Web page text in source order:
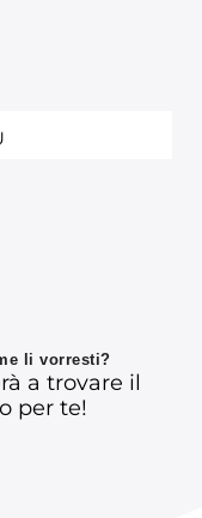
li vorresti?
a trovare il
per te!